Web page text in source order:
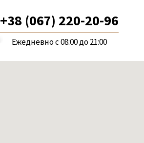
+38 (067) 220-20-96
Ежедневно с 08:00 до 21:00